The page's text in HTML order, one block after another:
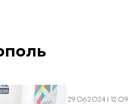
29.06.2024 | 12:09